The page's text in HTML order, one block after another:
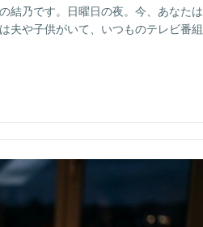
結乃です。日曜日の夜。今、あなたは
夫や子供がいて、いつものテレビ番組